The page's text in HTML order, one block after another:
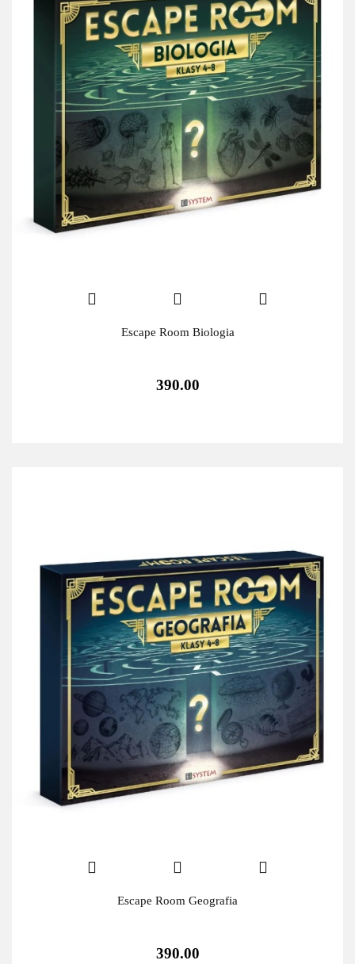
Escape Room Biologia
390.00
Escape Room Geografia
390.00